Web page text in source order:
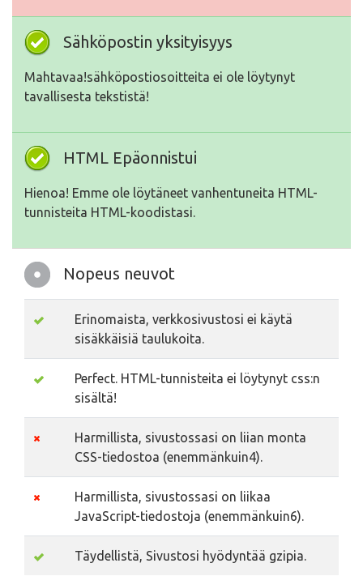
Sähköpostin yksityisyys
Mahtavaa!sähköpostiosoitteita ei ole löytynyt
tavallisesta tekstistä!
HTML Epäonnistui
Hienoa! Emme ole löytäneet vanhentuneita HTML-
tunnisteita HTML-koodistasi.
Nopeus neuvot
Erinomaista, verkkosivustosi ei käytä
sisäkkäisiä taulukoita.
Perfect. HTML-tunnisteita ei löytynyt css:n
sisältä!
Harmillista, sivustossasi on liian monta
CSS-tiedostoa (enemmänkuin4).
Harmillista, sivustossasi on liikaa
JavaScript-tiedostoja (enemmänkuin6).
Täydellistä, Sivustosi hyödyntää gzipia.